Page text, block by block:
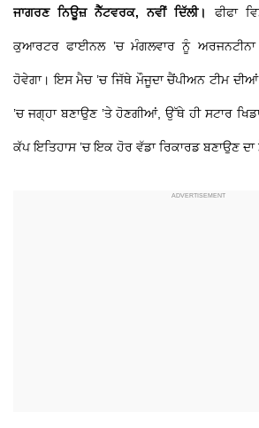
ਜਾਗਰਣ ਨਿਊਜ਼ ਨੈੱਟਵਰਕ, ਨਵੀਂ ਦਿੱਲੀ। ਫੀਫਾ
ਕੁਆਰਟਰ ਫਾਈਨਲ ’ਚ ਮੰਗਲਵਾਰ ਨੂੰ ਅਰਜਨਟੀਨਾ
ਹੋਵੇਗਾ। ਇਸ ਮੈਚ ’ਚ ਜਿੱਥੇ ਮੌਜੂਦਾ ਚੈਂਪੀਅਨ ਟੀਮ
’ਚ ਜਗ੍ਹਾ ਬਣਾਉਣ ’ਤੇ ਹੋਣਗੀਆਂ, ਉੱਥੇ ਹੀ ਸਟਾਰ
ਕੱਪ ਇਤਿਹਾਸ ’ਚ ਇਕ ਹੋਰ ਵੱਡਾ ਰਿਕਾਰਡ ਬਣਾਉਣ ਦਾ